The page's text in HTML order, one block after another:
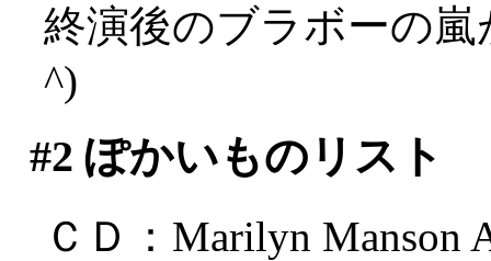
終演後のブラボーの
^)
#2 ぽかいものリスト
ＣＤ：Marilyn Manson